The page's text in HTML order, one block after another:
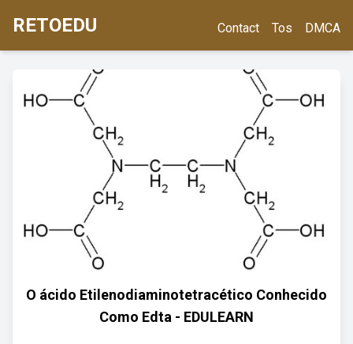
RETOEDU Contact Tos DMCA
O ácido Etilenodiaminotetracético Conhecido
Como Edta - EDULEARN